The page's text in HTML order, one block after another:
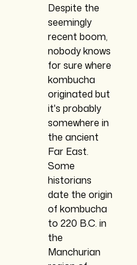
Despite the
seemingly
recent boom,
nobody knows
for sure where
kombucha
originated but
it's probably
somewhere in
the ancient
Far East.
Some
historians
date the origin
of kombucha
to 220 B.C. in
the
Manchurian